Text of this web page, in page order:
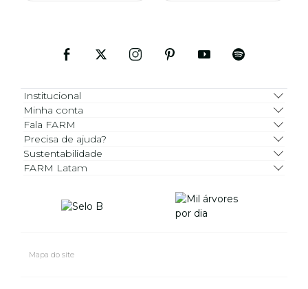
Institucional
Minha conta
Fala FARM
Precisa de ajuda?
Sustentabilidade
FARM Latam
Mapa do site